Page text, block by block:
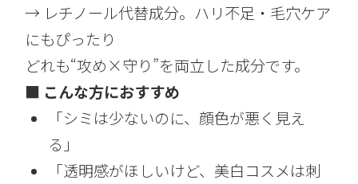
→ レチノール代替成分。ハリ不足・毛穴ケア
にもぴったり
どれも“攻め×守り”を両立した成分です。
■ こんな方におすすめ
「シミは少ないのに、顔色が悪く見え
る」
「透明感がほしいけど、美白コスメは刺